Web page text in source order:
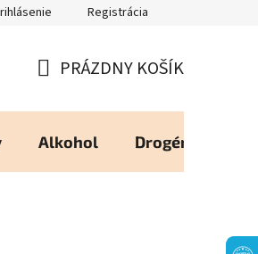
Zásady používania Cookies
Registrácia
KOŠÍK
PRÁZDNY KOŠÍK
Alkohol Drogéria